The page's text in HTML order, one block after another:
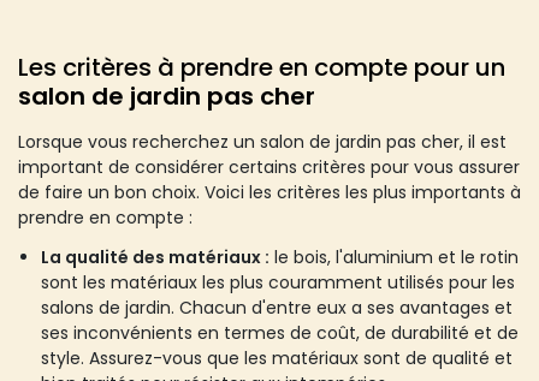
Les critères à prendre en compte pour un
salon de jardin pas cher
Lorsque vous recherchez un salon de jardin pas cher, il est
important de considérer certains critères pour vous assurer
de faire un bon choix. Voici les critères les plus importants à
prendre en compte :
La qualité des matériaux : le bois, l'aluminium et le rotin
sont les matériaux les plus couramment utilisés pour les
salons de jardin. Chacun d'entre eux a ses avantages et
ses inconvénients en termes de coût, de durabilité et de
style. Assurez-vous que les matériaux sont de qualité et